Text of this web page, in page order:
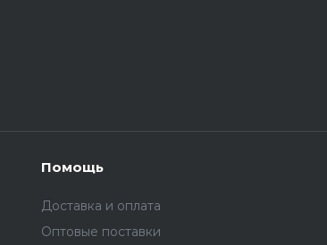
Помощь
Доставка и оплата
Оптовые поставки